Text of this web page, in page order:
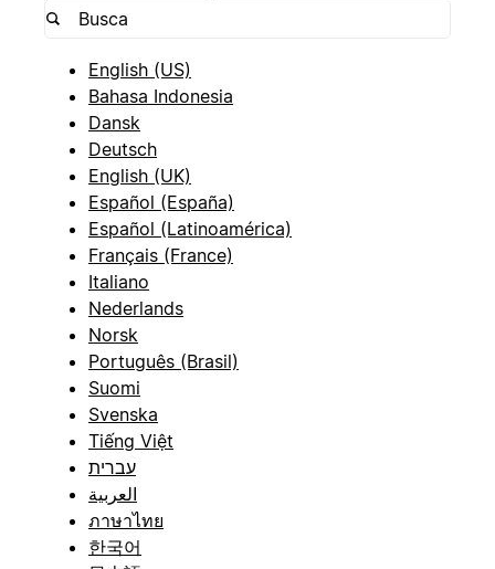
English (US)
Bahasa Indonesia
Dansk
Deutsch
English (UK)
Español (España)
Español (Latinoamérica)
Français (France)
Italiano
Nederlands
Norsk
Português (Brasil)
Suomi
Svenska
Tiếng Việt
עברית
العربية
ภาษาไทย
한국어